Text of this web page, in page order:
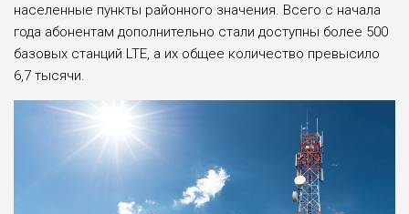
населенные пункты районного значения. Всего с начала
года абонентам дополнительно стали доступны более 500
базовых станций LTE, а их общее количество превысило
6,7 тысячи.